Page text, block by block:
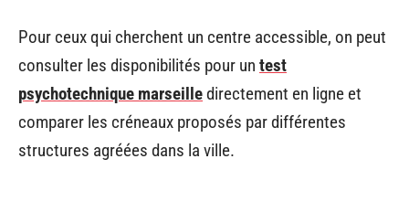
Pour ceux qui cherchent un centre accessible, on peut
consulter les disponibilités pour un test
psychotechnique marseilledirectement en ligne et
comparer les créneaux proposés par différentes
structures agréées dans la ville.